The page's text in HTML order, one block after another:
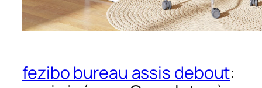
fezibo bureau assis debout: